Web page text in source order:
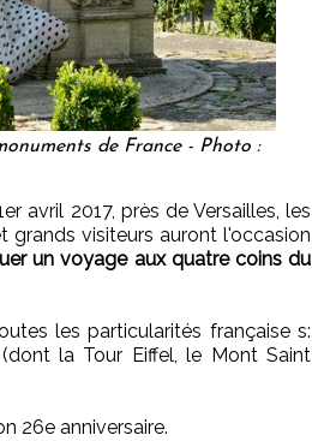
de France - Photo :
avril 2017, près de Versailles, les
grands visiteurs auront l'occasion
un voyage aux quatre coins du
les particularités française s:
la Tour Eiffel, le Mont Saint
26e anniversaire.